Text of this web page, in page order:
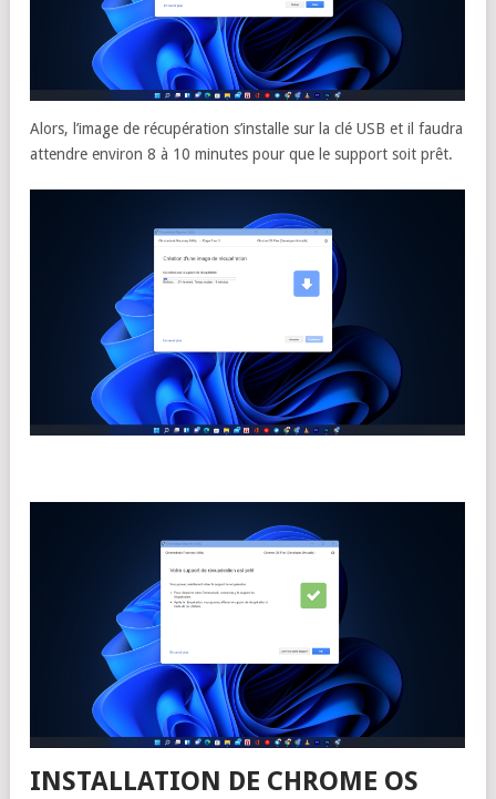
Alors, l’image de récupération s’installe sur la clé USB et il faudra
attendre environ 8 à 10 minutes pour que le support soit prêt.
INSTALLATION DE CHROME OS